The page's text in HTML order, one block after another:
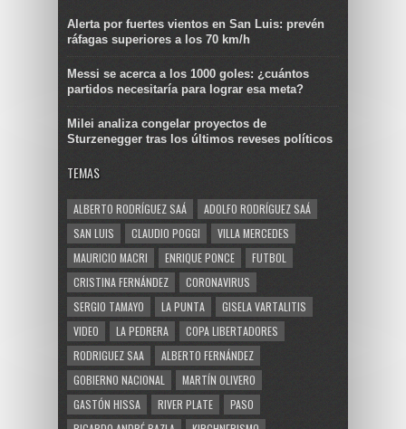
Alerta por fuertes vientos en San Luis: prevén
ráfagas superiores a los 70 km/h
Messi se acerca a los 1000 goles: ¿cuántos
partidos necesitaría para lograr esa meta?
Milei analiza congelar proyectos de
Sturzenegger tras los últimos reveses políticos
TEMAS
ALBERTO RODRÍGUEZ SAÁ
ADOLFO RODRÍGUEZ SAÁ
SAN LUIS
CLAUDIO POGGI
VILLA MERCEDES
MAURICIO MACRI
ENRIQUE PONCE
FUTBOL
CRISTINA FERNÁNDEZ
CORONAVIRUS
SERGIO TAMAYO
LA PUNTA
GISELA VARTALITIS
VIDEO
LA PEDRERA
COPA LIBERTADORES
RODRIGUEZ SAA
ALBERTO FERNÁNDEZ
GOBIERNO NACIONAL
MARTÍN OLIVERO
GASTÓN HISSA
RIVER PLATE
PASO